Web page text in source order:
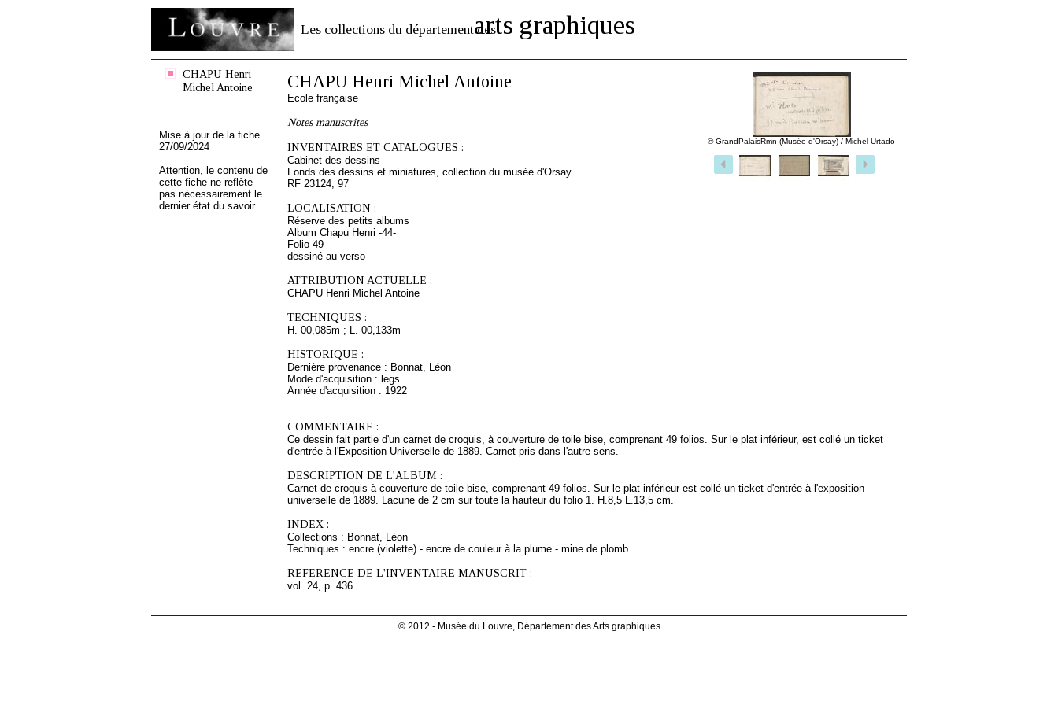
Les collections du département desarts graphiques
CHAPU Henri
Michel Antoine
Mise à jour de la fiche
27/09/2024
Attention, le contenu de
cette fiche ne reflète
pas nécessairement le
dernier état du savoir.
© GrandPalaisRmn (Musée d'Orsay) / Michel Urtado
CHAPU Henri Michel Antoine
Ecole française
Notes manuscrites
INVENTAIRES ET CATALOGUES :
Cabinet des dessins
Fonds des dessins et miniatures, collection du musée d'Orsay
RF 23124, 97
LOCALISATION :
Réserve des petits albums
Album Chapu Henri -44-
Folio 49
dessiné au verso
ATTRIBUTION ACTUELLE :
CHAPU Henri Michel Antoine
TECHNIQUES :
H. 00,085m ; L. 00,133m
HISTORIQUE :
Dernière provenance : Bonnat, Léon
Mode d'acquisition : legs
Année d'acquisition : 1922
COMMENTAIRE :
Ce dessin fait partie d'un carnet de croquis, à couverture de toile bise, comprenant 49 folios. Sur le plat inférieur, est collé un ticket
d'entrée à l'Exposition Universelle de 1889. Carnet pris dans l'autre sens.
DESCRIPTION DE L'ALBUM :
Carnet de croquis à couverture de toile bise, comprenant 49 folios. Sur le plat inférieur est collé un ticket d'entrée à l'exposition
universelle de 1889. Lacune de 2 cm sur toute la hauteur du folio 1. H.8,5 L.13,5 cm.
INDEX :
Collections : Bonnat, Léon
Techniques : encre (violette) - encre de couleur à la plume - mine de plomb
REFERENCE DE L'INVENTAIRE MANUSCRIT :
vol. 24, p. 436
© 2012 - Musée du Louvre, Département des Arts graphiques